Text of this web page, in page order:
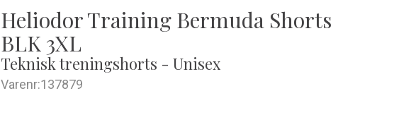
Heliodor Training Bermuda Shorts
BLK 3XL
Teknisk treningshorts - Unisex
Varenr:137879